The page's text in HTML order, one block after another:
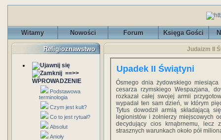
Witamy Nowości Forum Księga Gości
Religioznawstwo
==>>
WPROWADZENIE
Podstawowa
terminologia
Czym jest kult?
Co to jest rytuał?
Absolut
Anioły
Judaizm II
Upadek II Świątyni
Ósmego dnia żydowskiego
cesarza rzymskiego Wespazjana,
rozkazał całej swojej armii
wypadał ten sam dzień, w którym
Tytus dowodził armią składającą
legionistów i żołnierzy miejscowych
decydujący cios krnąbrnemu, lecz
strasznych warunkach około pół